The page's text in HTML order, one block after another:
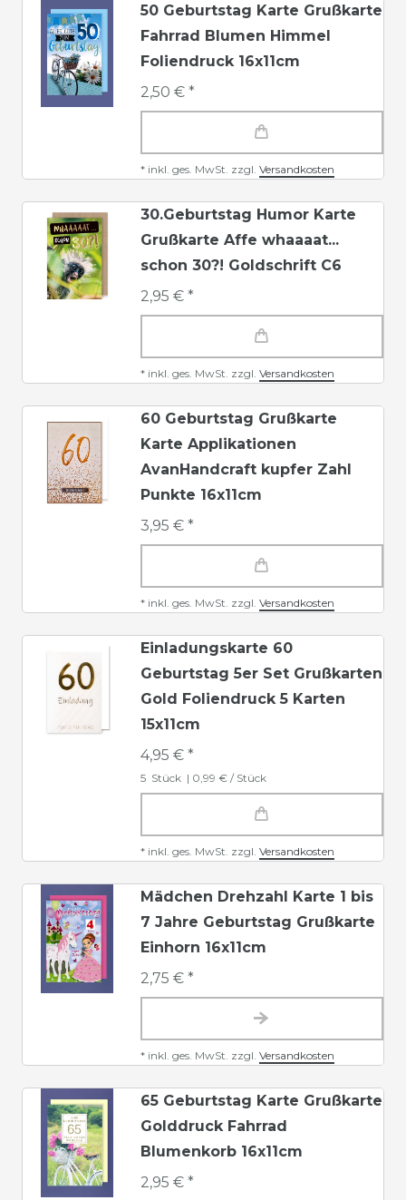
50 Geburtstag Karte Grußkarte
Fahrrad Blumen Himmel
Foliendruck 16x11cm
2,50 € *
* inkl. ges. MwSt. zzgl. Versandkosten
30.Geburtstag Humor Karte
Grußkarte Affe whaaaat...
schon 30?! Goldschrift C6
2,95 € *
* inkl. ges. MwSt. zzgl. Versandkosten
60 Geburtstag Grußkarte
Karte Applikationen
AvanHandcraft kupfer Zahl
Punkte 16x11cm
3,95 € *
* inkl. ges. MwSt. zzgl. Versandkosten
Einladungskarte 60
Geburtstag 5er Set Grußkarten
Gold Foliendruck 5 Karten
15x11cm
4,95 € *
5 Stück | 0,99 € / Stück
* inkl. ges. MwSt. zzgl. Versandkosten
Mädchen Drehzahl Karte 1 bis
7 Jahre Geburtstag Grußkarte
Einhorn 16x11cm
2,75 € *
* inkl. ges. MwSt. zzgl. Versandkosten
65 Geburtstag Karte Grußkarte
Golddruck Fahrrad
Blumenkorb 16x11cm
2,95 € *